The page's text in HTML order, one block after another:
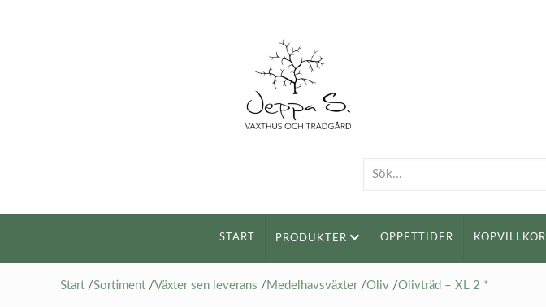
START PRODUKTER ÖPPETTIDER KÖPVILLKOR
Start /Sortiment /Växter sen leverans / Medelhavsväxter /Oliv /Olivträd – XL 2 *